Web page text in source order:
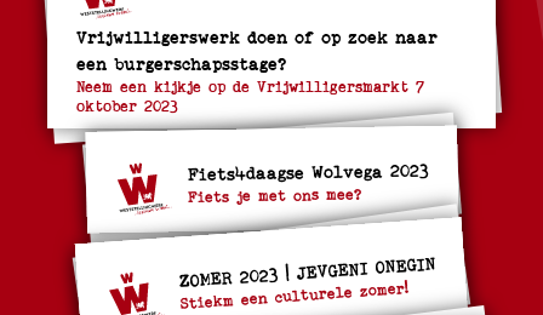
Vrijwilligerswerk doen of op zoek naar
een burgerschapsstage?
Neem een kijkje op de Vrijwilligersmarkt 7
oktober 2023
Fiets4daagse Wolvega 2023
Fiets je met ons mee?
ZOMER 2023 | JEVGENI ONEGIN
Stiekm een culturele zomer!